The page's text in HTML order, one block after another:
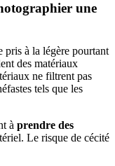
une
pris à la légère pourtant
des matériaux
ne filtrent pas
tels que les
à prendre des
Le risque de cécité